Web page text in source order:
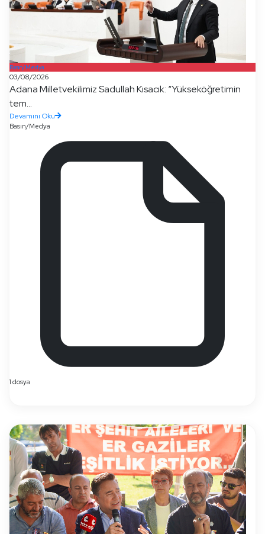
Basın/Medya
03/08/2026
Adana Milletvekilimiz Sadullah Kısacık: “Yükseköğretimin
tem...
Devamını Oku
Basın/Medya
1 dosya